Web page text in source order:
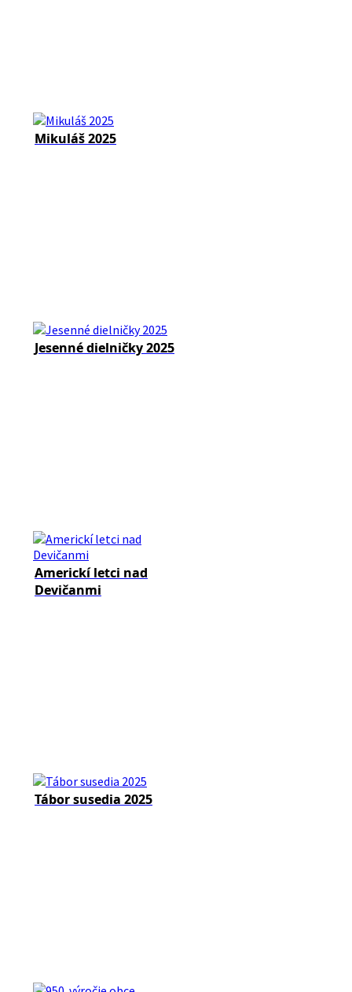
Mikuláš 2025
Jesenné dielničky 2025
Americkí letci nad
Devičanmi
Tábor susedia 2025